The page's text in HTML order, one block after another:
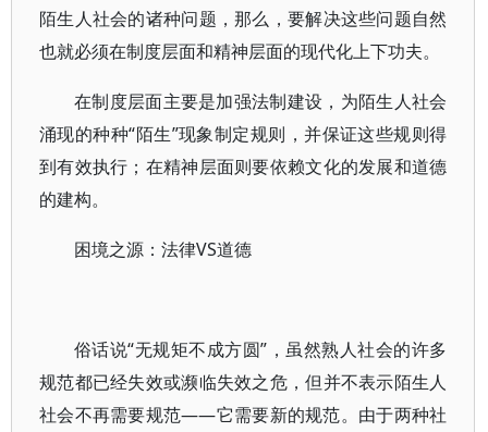
陌生人社会的诸种问题，那么，要解决这些问题自然
也就必须在制度层面和精神层面的现代化上下功夫。
在制度层面主要是加强法制建设，为陌生人社会
涌现的种种“陌生”现象制定规则，并保证这些规则得
到有效执行；在精神层面则要依赖文化的发展和道德
的建构。
困境之源：法律VS道德
俗话说“无规矩不成方圆”，虽然熟人社会的许多
规范都已经失效或濒临失效之危，但并不表示陌生人
社会不再需要规范——它需要新的规范。由于两种社